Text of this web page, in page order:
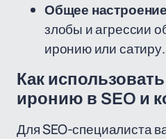
Общее настроение
злобы и агрессии
иронию или сатиру.
Как
иронию в SEO и
Для SEO-специалиста